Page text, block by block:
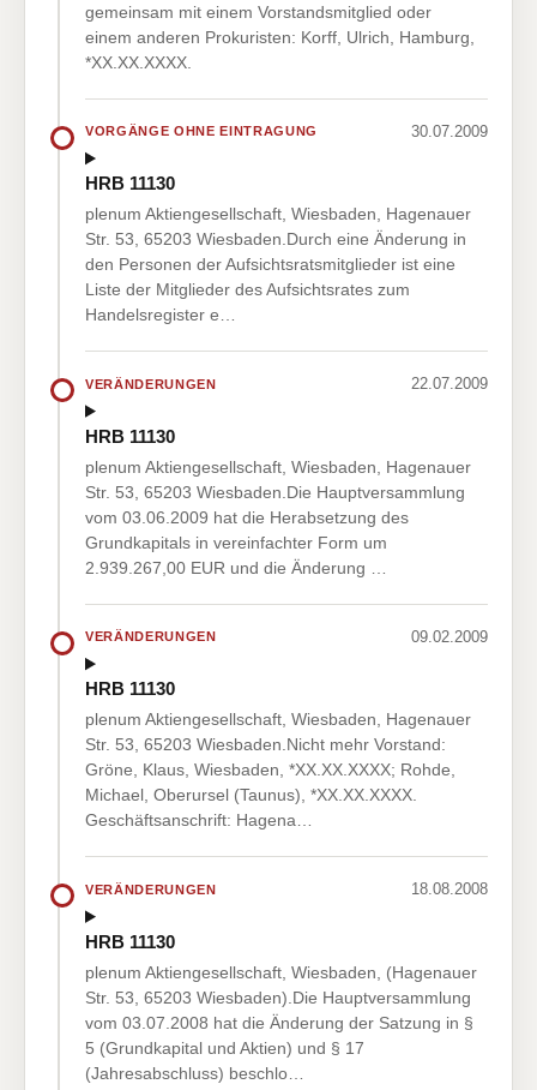
gemeinsam mit einem Vorstandsmitglied oder
einem anderen Prokuristen: Korff, Ulrich, Hamburg,
*XX.XX.XXXX.
VORGÄNGE OHNE EINTRAGUNG 30.07.2009
HRB 11130
plenum Aktiengesellschaft, Wiesbaden, Hagenauer
Str. 53, 65203 Wiesbaden.Durch eine Änderung in
den Personen der Aufsichtsratsmitglieder ist eine
Liste der Mitglieder des Aufsichtsrates zum
Handelsregister e…
VERÄNDERUNGEN 22.07.2009
HRB 11130
plenum Aktiengesellschaft, Wiesbaden, Hagenauer
Str. 53, 65203 Wiesbaden.Die Hauptversammlung
vom 03.06.2009 hat die Herabsetzung des
Grundkapitals in vereinfachter Form um
2.939.267,00 EUR und die Änderung …
VERÄNDERUNGEN 09.02.2009
HRB 11130
plenum Aktiengesellschaft, Wiesbaden, Hagenauer
Str. 53, 65203 Wiesbaden.Nicht mehr Vorstand:
Gröne, Klaus, Wiesbaden, *XX.XX.XXXX; Rohde,
Michael, Oberursel (Taunus), *XX.XX.XXXX.
Geschäftsanschrift: Hagena…
VERÄNDERUNGEN 18.08.2008
HRB 11130
plenum Aktiengesellschaft, Wiesbaden, (Hagenauer
Str. 53, 65203 Wiesbaden).Die Hauptversammlung
vom 03.07.2008 hat die Änderung der Satzung in §
5 (Grundkapital und Aktien) und § 17
(Jahresabschluss) beschlo…